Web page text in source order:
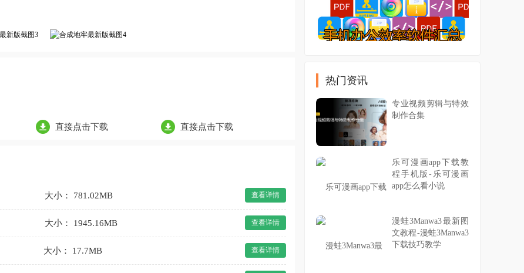
直接点击下载 直接点击下载
大小： 781.02MB 查看详情
大小： 1945.16MB 查看详情
大小： 17.7MB 查看详情
热门资讯
专业视频剪辑与特效
制作合集
乐可漫画app下载教
程手机版-乐可漫画
app怎么看小说
漫蛙3Manwa3最新图
文教程-漫蛙3Manwa3
下载技巧教学